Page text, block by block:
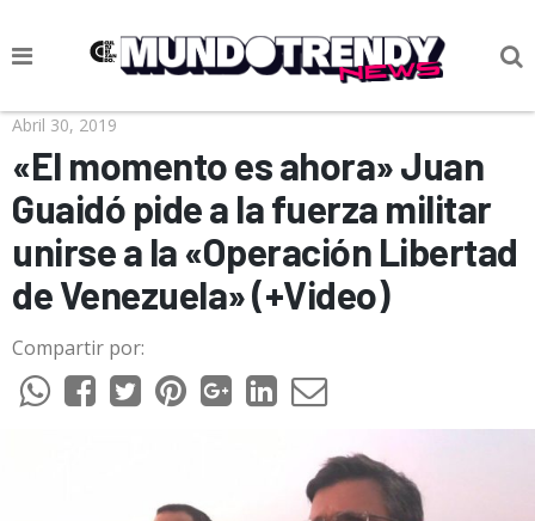
NOTICIAS
CULTURA POP
CIENCIA Y TECNOLOGÍA
VIDA
CULTURIZANDO.COM
Abril 30, 2019
«El momento es ahora» Juan
Guaidó pide a la fuerza militar
unirse a la «Operación Libertad
de Venezuela» (+Video)
Compartir por: